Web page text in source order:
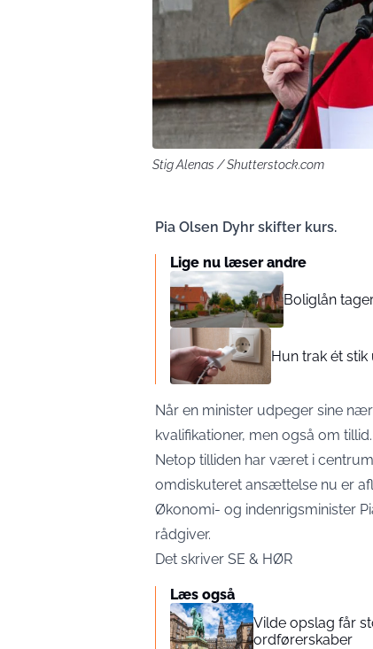
Stig Alenas / Shutterstock.com
Pia Olsen Dyhr skifter kurs.
Lige nu læser andre
Boliglån
Hun trak ét
Når en minister udpeger sine
kvalifikationer, men også om tillid.
Netop tilliden har været i
omdiskuteret ansættelse nu er
Økonomi- og indenrigsminister
rådgiver.
Det skriver SE & HØR
Læs også
Vilde opslag får
ordførerskaber